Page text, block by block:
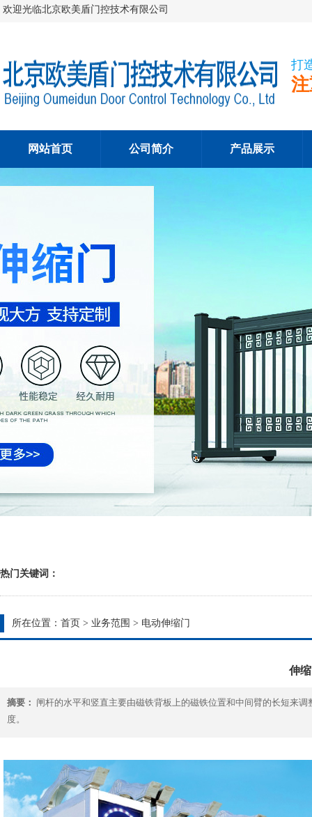
欢迎光临北京欧美盾门控技术有限公司
打
网站首页 公司简介 产品展示
热门关键词：
所在位置： 首页 > 业务范围 > 电动伸缩门
伸
摘要： 闸杆的水平和竖直主要由磁铁背板上的磁铁位置和中间臂的长短来
度。